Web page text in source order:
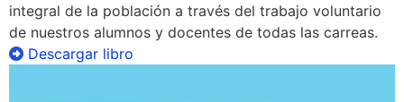
integral de la población a través del trabajo voluntario
de nuestros alumnos y docentes de todas las carreas.
Descargar libro